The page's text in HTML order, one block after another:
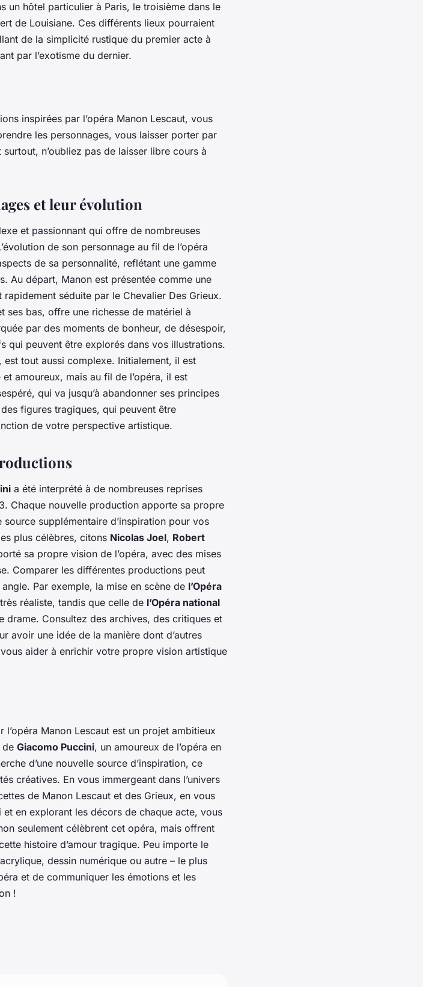
un hôtel particulier à Paris, le troisième dans le
de Louisiane. Ces différents lieux pourraient
de la simplicité rustique du premier acte à
par l’exotisme du dernier.
inspirées par l’opéra Manon Lescaut, vous
les personnages, vous laisser porter par
n’oubliez pas de laisser libre cours à
et leur évolution
et passionnant qui offre de nombreuses
de son personnage au fil de l’opéra
de sa personnalité, reflétant une gamme
Au départ, Manon est présentée comme une
séduite par le Chevalier Des Grieux.
ses bas, offre une richesse de matériel à
par des moments de bonheur, de désespoir,
qui peuvent être explorés dans vos illustrations.
tout aussi complexe. Initialement, il est
amoureux, mais au fil de l’opéra, il est
qui va jusqu’à abandonner ses principes
figures tragiques, qui peuvent être
de votre perspective artistique.
a été interprété à de nombreuses reprises
Chaque nouvelle production apporte sa propre
supplémentaire d’inspiration pour vos
plus célèbres, citons Nicolas Joel, Robert
sa propre vision de l’opéra, avec des mises
Comparer les différentes productions peut
Par exemple, la mise en scène de l’Opéra
réaliste, tandis que celle de l’Opéra national
drame. Consultez des archives, des critiques et
avoir une idée de la manière dont d’autres
aider à enrichir votre propre vision artistique
l’opéra Manon Lescaut est un projet ambitieux
de Giacomo Puccini, un amoureux de l’opéra en
d’une nouvelle source d’inspiration, ce
créatives. En vous immergeant dans l’univers
de Manon Lescaut et des Grieux, en vous
en explorant les décors de chaque acte, vous
seulement célèbrent cet opéra, mais offrent
histoire d’amour tragique. Peu importe le
dessin numérique ou autre – le plus
et de communiquer les émotions et les
!